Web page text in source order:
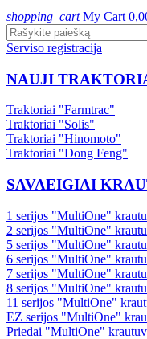
shopping_cart My Cart
Serviso registracija
NAUJI
Traktoriai "Farmtrac"
Traktoriai "Solis"
Traktoriai "Hinomoto"
Traktoriai "Dong Feng"
SAVAEIGIAI
1 serijos "MultiOne"
2 serijos "MultiOne"
5 serijos "MultiOne"
6 serijos "MultiOne"
7 serijos "MultiOne"
8 serijos "MultiOne"
11 serijos "MultiOne"
EZ serijos "MultiOne"
Priedai "MultiOne"